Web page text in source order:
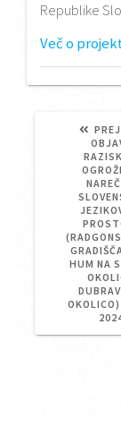
Republike
Več o
HUM NA